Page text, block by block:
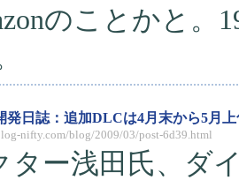
のことかと。
発日誌：追加DLCは4月末から5月
nifty.com/blog/2009/03/post-6d39.html
ター浅田氏、ダ